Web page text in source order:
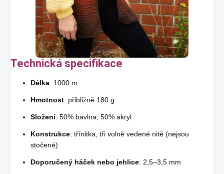
Technická specifikace
Délka: 1000 m
Hmotnost: přibližně 180 g
Složení: 50% bavlna, 50% akryl
Konstrukce: třínitka, tři volně vedené nitě (nejsou
stočené)
Doporučený háček nebo jehlice: 2,5–3,5 mm